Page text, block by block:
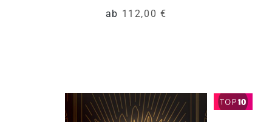
ab 112,00 €